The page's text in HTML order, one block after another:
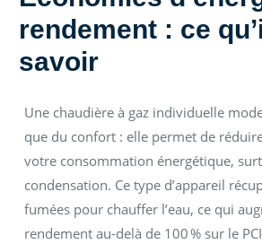
rendement : ce
savoir
Une chaudière à gaz individuelle
que du confort : elle permet de
votre consommation énergétique,
condensation. Ce type d’appareil
fumées pour chauffer l’eau, ce qui
rendement au-delà de 100 % sur le